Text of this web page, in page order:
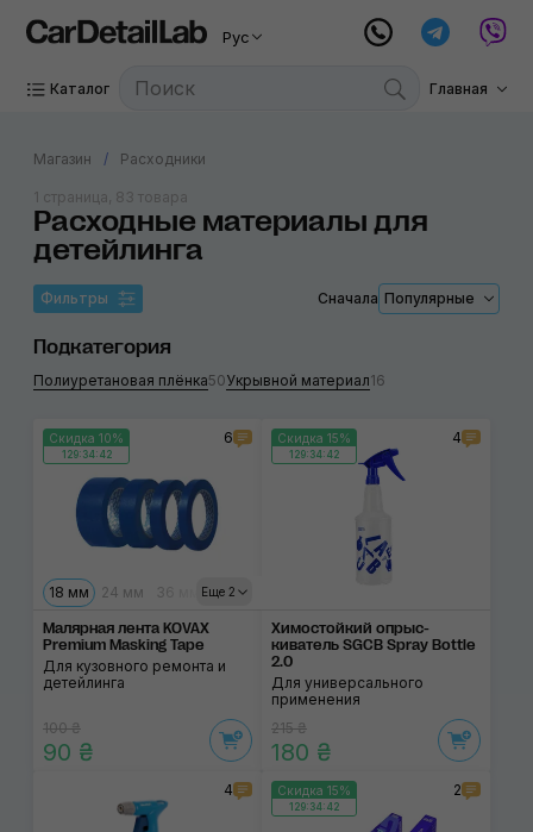
Рус
Каталог Главная
Магазин Расходники
Расходные материалы для
детейлинга
1 страница, 83 товара
Фильтры Сначала Популярные
Подкатегория
Полиуретановая плёнка50Укрывной материал16
Скидка 10%
129:34:42
6
Еще 2
18 мм 24 мм 36 мм 48 мм
Малярная лента KOVAX
Premium Masking Tape
Для кузовного ремонта и
детейлинга
100 ₴
90 ₴
Скидка 15%
129:34:42
4
Химостойкий опрыс­
киватель SGCB Spray Bottle
2.0
Для универсального
применения
215 ₴
180 ₴
4 Скидка 15%
129:34:42
2